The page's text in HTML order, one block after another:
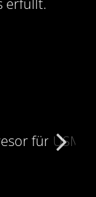
erfüllt.